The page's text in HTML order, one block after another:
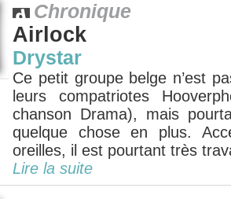
Chronique
Airlock
Drystar
Ce petit groupe belge n’est
leurs compatriotes
chanson Drama), mais
quelque chose en plus.
oreilles, il est pourtant très
Lire la suite